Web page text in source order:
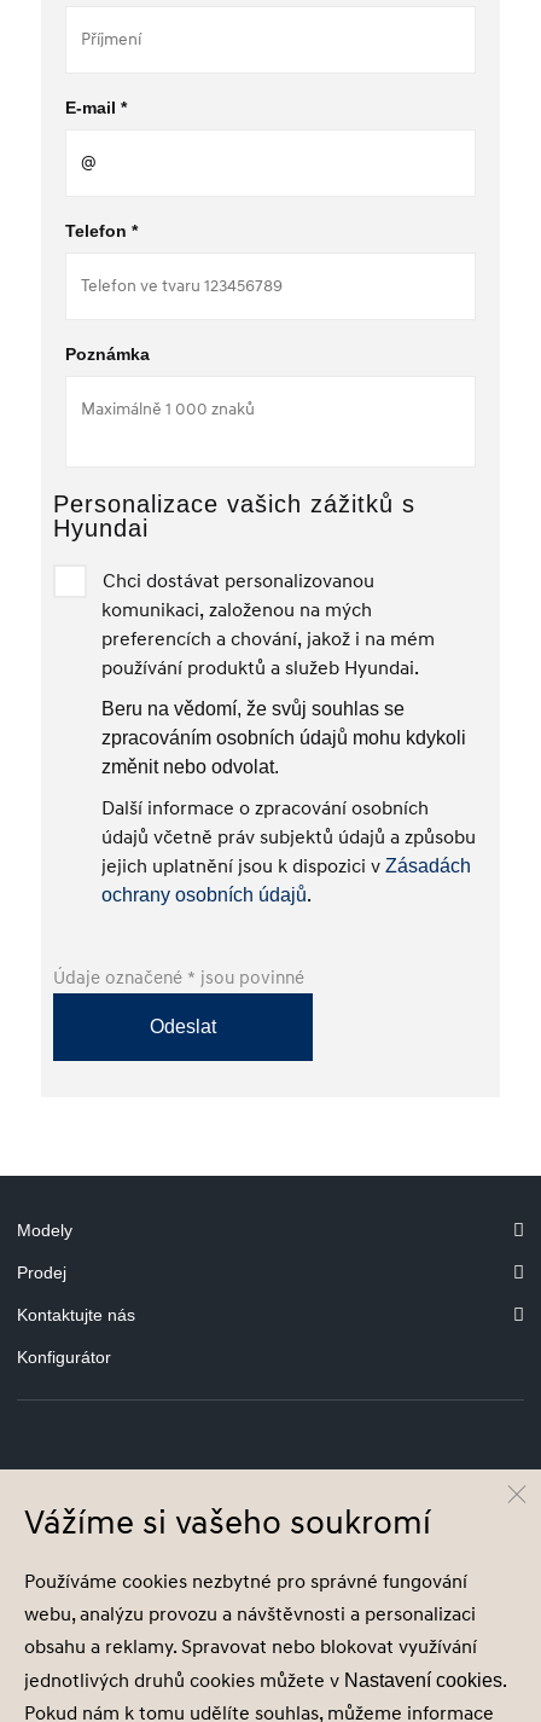
E-mail *
Telefon *
Poznámka
Personalizace vašich zážitků s
Hyundai
Chci dostávat personalizovanou
komunikaci, založenou na mých
preferencích a chování, jakož i na mém
používání produktů a služeb Hyundai.
Beru na vědomí, že svůj souhlas se
zpracováním osobních údajů mohu kdykoli
změnit nebo odvolat.
Další informace o zpracování osobních
údajů včetně práv subjektů údajů a způsobu
jejich uplatnění jsou k dispozici v Zásadách
ochrany osobních údajů.
Údaje označené * jsou povinné
Odeslat
Modely
Prodej
Kontaktujte nás
Konfigurátor
Infocentrum
800 800 900
Praze, oddíl C, vložka 2153, IČ 18631932
Vážíme si vašeho soukromí
Používáme cookies nezbytné pro správné fungování
webu, analýzu provozu a návštěvnosti a personalizaci
obsahu a reklamy. Spravovat nebo blokovat využívání
jednotlivých druhů cookies můžete v Nastavení cookies.
Pokud nám k tomu udělíte souhlas, můžeme informace